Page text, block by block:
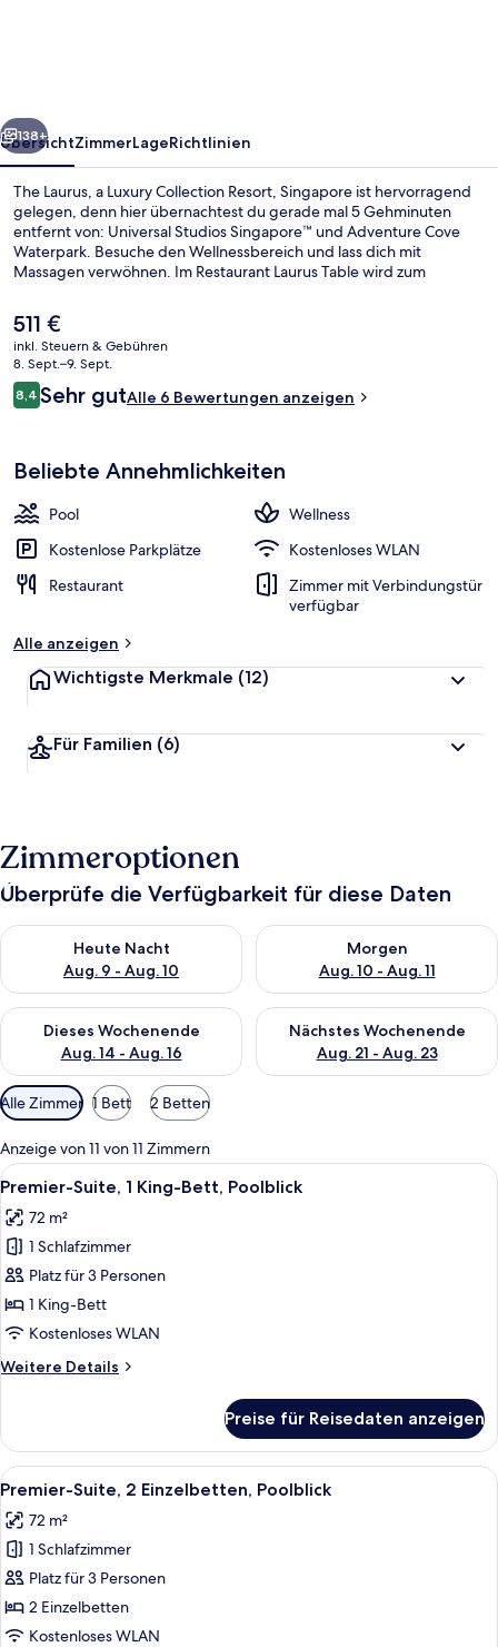
Singapore
Weiter
138+
ÜbersichtZimmerLageRichtlinien
The Laurus, a Luxury Collection Resort, Singapore ist hervorragend
gelegen, denn hier übernachtest du gerade mal 5 Gehminuten
entfernt von: Universal Studios Singapore™ und Adventure Cove
Waterpark. Besuche den Wellnessbereich und lass dich mit
Massagen verwöhnen. Im Restaurant Laurus Table wird zum
Highlights wie ein Außenpool, eine Bar/Lounge und ein
Fitnessbereich (rund um die Uhr geöffnet) sprechen für dieses
Hotel im luxuriösen Stil. Andere Reisende lieben das hilfsbereite
Personal. Die öffentlichen Verkehrsmittel sind nur einen kurzen
Fußmarsch entfernt: Zur U-Bahn-Station Resorts World sind es 6
Minuten und zur Imbiah Station 7 Minuten.
Der
aktuelle
Preis
beträgt
511 €.
511 €
inkl. Steuern & Gebühren
8. Sept.–9. Sept.
Bewertungen
8,48,4 von 10.
Sehr gutAlle 6 Bewertungen anzeigen
Beliebte Annehmlichkeiten
Pool
Wellness
Kostenlose Parkplätze
Kostenloses WLAN
Restaurant
Zimmer mit Verbindungstür
verfügbar
Alle anzeigen
Wichtigste Merkmale (12)
Für Familien (6)
Zimmeroptionen
Überprüfe die Verfügbarkeit für diese Daten
Heute Nacht
Aug. 9 - Aug. 10
Überprüfe die Verfügbarkeit für heute Nacht, Aug. 9 - Aug.
Morgen
Aug. 10 - Aug. 11
Überprüfe die Verfügbarkeit
Dieses Wochenende
Aug. 14 - Aug. 16
Überprüfe die Verfügbarkeit für dieses Wochenende, Aug. 14
Nächstes Wochenende
Aug. 21 - Aug. 23
Überprüfe die Verfügbarkeit
Verfügbare
Filter
für
Zimmer
Alle Zimmer 1 Bett 2 Betten
Anzeige von 11 von 11 Zimmern
Alle
Fotos
für
Premier-
Suite,
1 King-
Bett,
anzeigen
Ein modernes Wohnzimmer mit
11
Premier-Suite, 1 King-Bett, Poolblick
72 m²
1 Schlafzimmer
Platz für 3 Personen
1 King-Bett
Kostenloses WLAN
Weitere Details
Weitere
Suite,
1 King-
Bett,
Preise für Reisedaten anzeigen
Alle
Fotos
für
Premier-
Suite,
2 Einzelbetten,
Poolblick
Ein Hotelzimmer mit zwei Betten,
10
Premier-Suite, 2 Einzelbetten, Poolblick
72 m²
1 Schlafzimmer
Platz für 3 Personen
2 Einzelbetten
Kostenloses WLAN